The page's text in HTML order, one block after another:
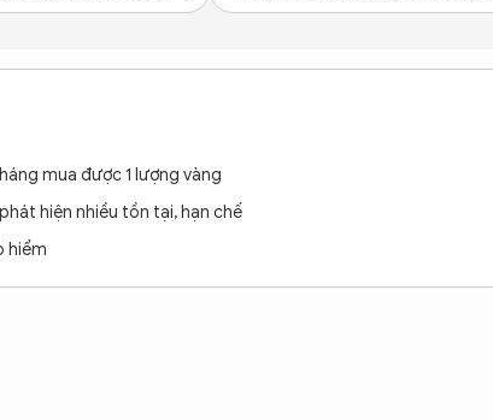
mua được 1 lượng vàng
hiện nhiều tồn tại, hạn chế
hiểm